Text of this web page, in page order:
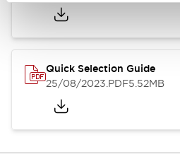
Quick Selection Guide
25/08/2023.PDF5.52MB